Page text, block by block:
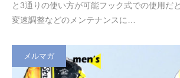
と3通りの使い方が可能フック式での使用だ
変速調整などのメンテナンスに…
メルマガ